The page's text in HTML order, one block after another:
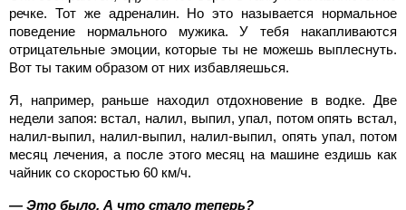
речке. Тот же адреналин. Но это называется нормальное
поведение нормального мужика. У тебя накапливаются
отрицательные эмоции, которые ты не можешь выплеснуть.
Вот ты таким образом от них избавляешься.
Я, например, раньше находил отдохновение в водке. Две
недели запоя: встал, налил, выпил, упал, потом опять встал,
налил-выпил, налил-выпил, налил-выпил, опять упал, потом
месяц лечения, а после этого месяц на машине ездишь как
чайник со скоростью 60 км/ч.
— Это было. А что стало теперь?